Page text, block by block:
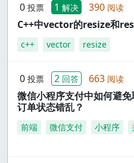
0 投票 1 解决 390 阅读
C++中vector的resize和
c++ vector resize
0 投票 2 回答 663 阅读
微信小程序支付中如何避
订单状态错乱？
前端 微信支付 小程序